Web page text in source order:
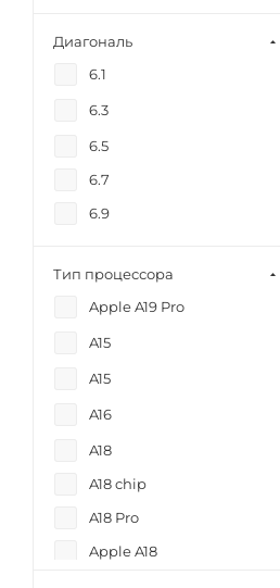
iPhone 17 Pro
iPhone 17 Pro Max
iPhone 17e
iPhone Air
Диагональ
6.1
6.3
6.5
6.7
6.9
Тип процессора
Apple A19 Pro
A15
A15
A16
A18
A18 chip
A18 Pro
Apple A18